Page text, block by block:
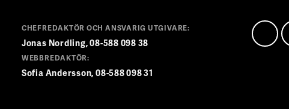
CHEFREDAKTÖR OCH ANSVARIG UTGIVARE:
Jonas Nordling, 08-588 098 38
WEBBREDAKTÖR:
Sofia Andersson, 08-588 098 31